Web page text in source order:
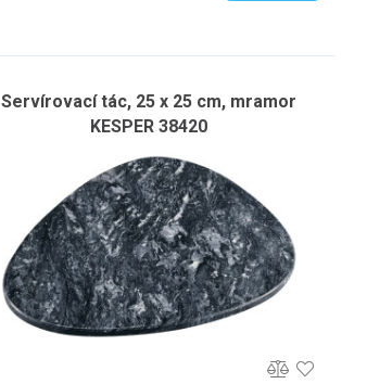
Servírovací tác, 25 x 25 cm, mramor
KESPER 38420